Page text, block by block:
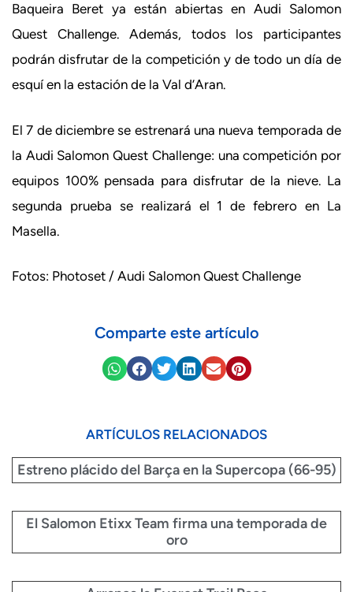
Baqueira Beret ya están abiertas en Audi Salomon
Quest Challenge. Además, todos los participantes
podrán disfrutar de la competición y de todo un día de
esquí en la estación de la Val d’Aran.
El 7 de diciembre se estrenará una nueva temporada de
la Audi Salomon Quest Challenge: una competición por
equipos 100% pensada para disfrutar de la nieve. La
segunda prueba se realizará el 1 de febrero en La
Masella.
Fotos: Photoset / Audi Salomon Quest Challenge
Comparte este artículo
ARTÍCULOS RELACIONADOS
Estreno plácido del Barça en la Supercopa (66-95)
El Salomon Etixx Team firma una temporada de
oro